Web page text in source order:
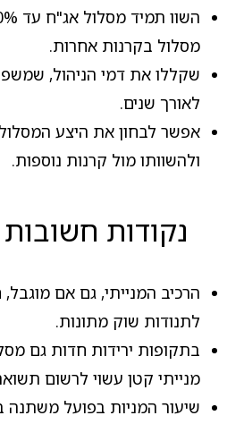
מסלול בקרנות אחרות.
שקללו את דמי הניהול,
לאורך שנים.
אפשר לבחון את היצע
ולהשוותו מול קרנות נוספות.
נקודות חשובות
הרכיב המנייתי, גם אם
לתנודות שוק מתונות.
בתקופות ירידות חדות גם
מנייתי קטן עשוי לרשום
שיעור המניות בפועל משתנה